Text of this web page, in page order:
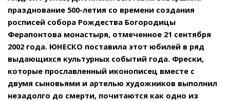
празднование 500-летия со времени создания
росписей собора Рождества Богородицы
Ферапонтова монастыря, отмеченное 21 сентября
2002 года. ЮНЕСКО поставила этот юбилей в ряд
выдающихся культурных событий года. Фрески,
которые прославленный иконописец вместе с
двумя сыновьями и артелью художников выполнил
незадолго до смерти, почитаются как одно из